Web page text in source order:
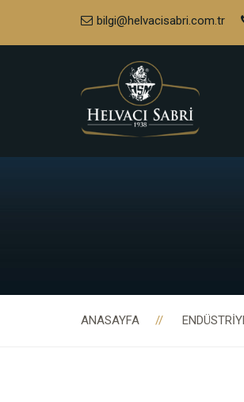
bilgi@helvacisabri.com.tr
ANASAYFA